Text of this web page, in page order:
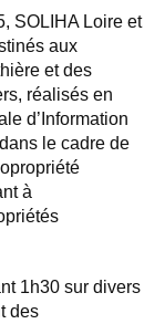
SOLIHA Loire et
aux
et des
réalisés en
d’Information
le cadre de
à
1h30 sur divers
des